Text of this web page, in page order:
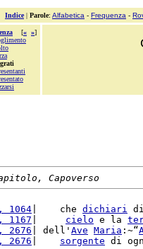
Indice| Parole: Alfabetica - Frequenza -
[« »]
Capoverso
1064
|    che dichiari
1167
cielo e la
2676
| dell' Ave Maria :~“
2676
sorgente di